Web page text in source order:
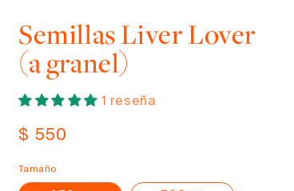
Semillas Liver Lover
(a granel)
1 reseña
Precio
$ 550
Tamaño